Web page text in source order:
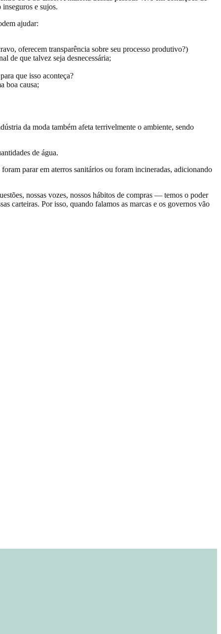
e sujos.
ajudar:
oferecem transparência sobre seu processo produtivo?)
de que talvez seja desnecessária;
que isso aconteça?
boa causa;
da moda também afeta terrivelmente o ambiente, sendo
de água.
parar em aterros sanitários ou foram incineradas, adicionando
nossas vozes, nossos hábitos de compras — temos o poder
carteiras. Por isso, quando falamos as marcas e os governos vão